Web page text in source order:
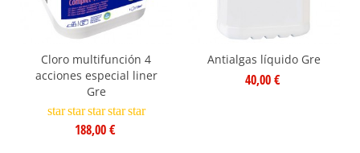
Cloro multifunción 4
acciones especial liner
Gre
star star star star star
188,00 €
Antialgas líquido Gre
40,00 €